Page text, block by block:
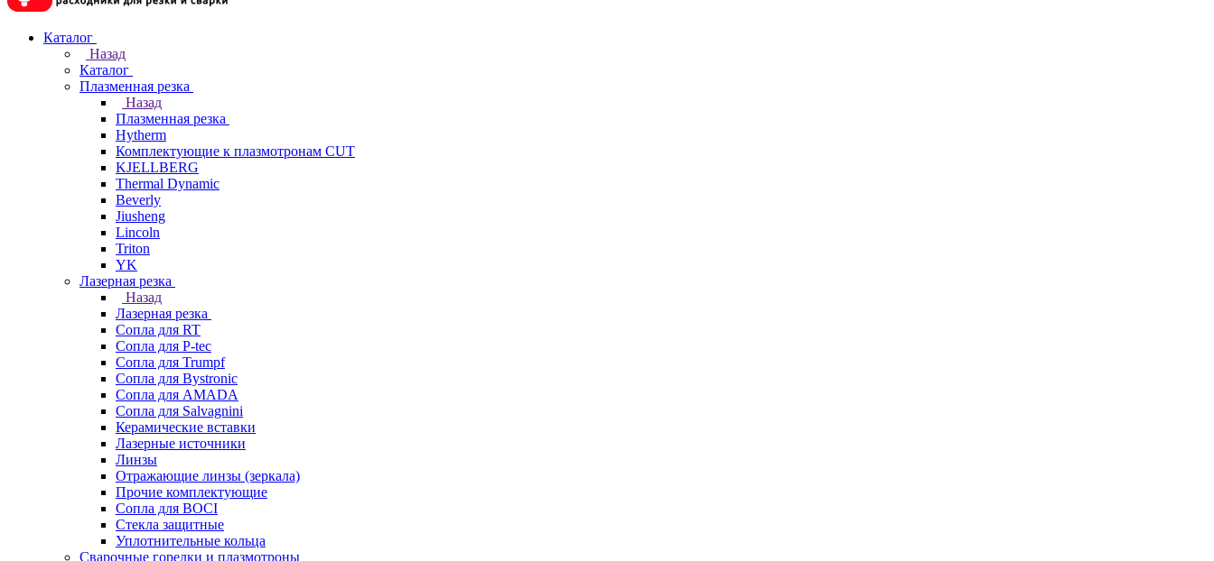
Каталог
Назад
Каталог
Плазменная резка
Назад
Плазменная резка
Hytherm
Комплектующие к плазмотронам CUT
KJELLBERG
Thermal Dynamic
Beverly
Jiusheng
Lincoln
Triton
YK
Лазерная резка
Назад
Лазерная резка
Сопла для RT
Сопла для P-tec
Сопла для Trumpf
Сопла для Bystronic
Сопла для AMADA
Сопла для Salvagnini
Керамические вставки
Лазерные источники
Линзы
Отражающие линзы (зеркала)
Прочие комплектующие
Сопла для BOCI
Стекла защитные
Уплотнительные кольца
Сварочные горелки и плазмотроны